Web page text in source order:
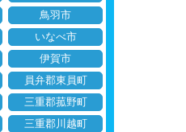
鳥羽市
いなべ市
伊賀市
員弁郡東員町
三重郡菰野町
三重郡川越町